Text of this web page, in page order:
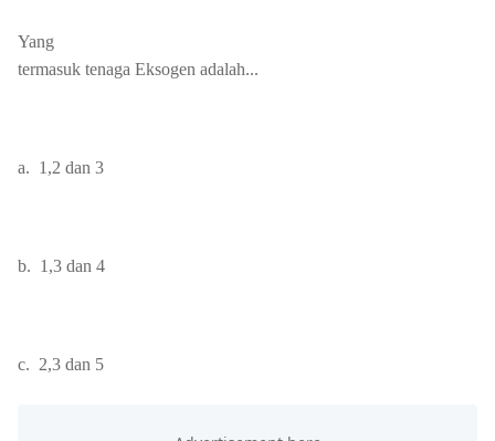
Yang
termasuk tenaga Eksogen adalah...
a. 1,2 dan 3
b. 1,3 dan 4
c. 2,3 dan 5